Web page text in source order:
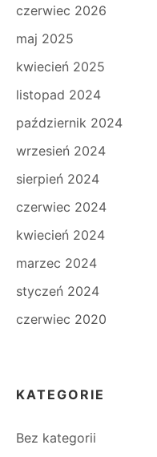
czerwiec 2026
maj 2025
kwiecień 2025
listopad 2024
październik 2024
wrzesień 2024
sierpień 2024
czerwiec 2024
kwiecień 2024
marzec 2024
styczeń 2024
czerwiec 2020
KATEGORIE
Bez kategorii